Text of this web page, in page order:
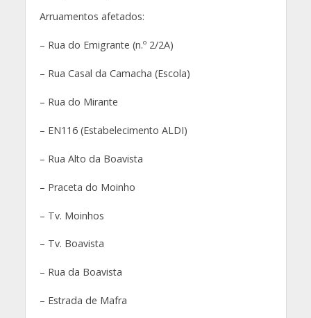
Arruamentos afetados:
– Rua do Emigrante (n.º 2/2A)
– Rua Casal da Camacha (Escola)
– Rua do Mirante
– EN116 (Estabelecimento ALDI)
– Rua Alto da Boavista
– Praceta do Moinho
– Tv. Moinhos
– Tv. Boavista
– Rua da Boavista
– Estrada de Mafra